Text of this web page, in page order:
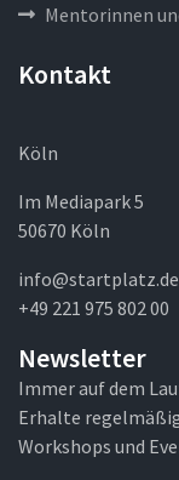
Mentorinnen
Kontakt
Köln
Im Mediapark 5
50670 Köln
info@startplatz.de
+49 221 975 802 00
Newsletter
Immer auf dem
Erhalte regelmäßig
Workshops und